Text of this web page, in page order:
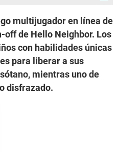
multijugador en línea de
off de Hello Neighbor. Los
con habilidades únicas
para liberar a sus
mientras uno de
disfrazado.